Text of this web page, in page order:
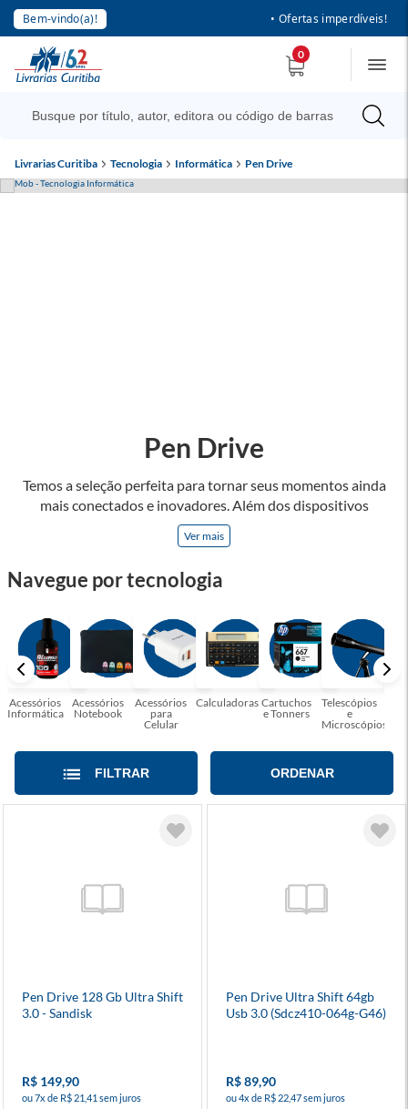
Bem-vindo(a)! • Ofertas imperdíveis!
0
Livrarias Curitiba Tecnologia Informática Pen Drive
Temos a seleção perfeita para tornar seus momentos ainda
mais conectados e inovadores. Além dos dispositivos
eletrônicos, oferecemos uma variedade de acessórios
projetados para otimizar a funcionalidade e a praticidade dos
e mouses de alta precisão, que são apenas alguns dos itens
Convidamos você a explorar nossa seleção de produtos e se
surpreender com as possibilidades! Faça parte dessa jornada
tecnológica conosco e desfrute de uma experiência única de
Ver mais
Pen Drive
Navegue por tecnologia
Acessórios
Informática
Acessórios
Notebook
Acessórios
para
Celular
Calculadoras Cartuchos
e Tonners
Telescópios
e
Microscópios
FILTRAR ORDENAR
Pen Drive 128 Gb Ultra Shift
3.0 - Sandisk
R$ 149,90
ou 7x de R$ 21,41 sem juros
Pen Drive Ultra Shift 64gb
Usb 3.0 (Sdcz410-064g-G46)
R$ 89,90
ou 4x de R$ 22,47 sem juros